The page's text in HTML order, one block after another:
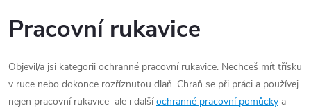
Pracovní rukavice
Objevil/a jsi kategorii ochranné pracovní rukavice. Nechceš mít třísku
v ruce nebo dokonce rozříznutou dlaň. Chraň se při práci a používej
nejen pracovní rukavice ale i dalšíochranné pracovní pomůcky a